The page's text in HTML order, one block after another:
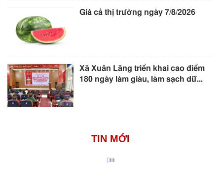
Giá cả thị trường ngày 7/8/2026
Xã Xuân Lãng triển khai cao điểm
180 ngày làm giàu, làm sạch dữ...
TIN MỚI